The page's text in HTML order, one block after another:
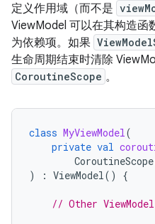
定义作用域（而不是
ViewModel 可以在其构造函
为依赖项。如果
生命周期结束时清除
CoroutineScope 。
class MyViewModel (
private val
CoroutineScope
)
: ViewModel () {
// Other